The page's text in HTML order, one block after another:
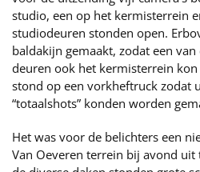
studio, een op het kermisterrein
studiodeuren stonden open.
baldakijn gemaakt, zodat een van
deuren ook het kermisterrein kon
stond op een vorkheftruck zodat
“totaalshots” konden worden
Het was voor de belichters een
Van Oeveren terrein bij avond